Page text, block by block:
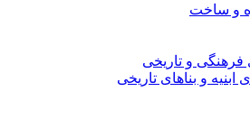
و ساخت
و تاریخی
و بناهای تاریخی